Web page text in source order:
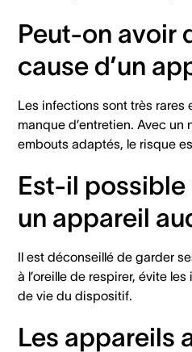
Peut-on avoir
cause d’un
Les infections sont très rares
manque d’entretien. Avec
embouts adaptés, le risque
Est-il
un appareil
Il est déconseillé de garder
à l’oreille de respirer, évite
de vie du dispositif.
Les appareils